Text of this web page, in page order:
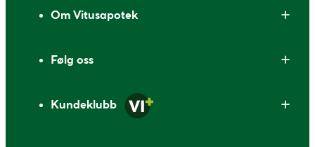
Om Vitusapotek
Følg oss
Kundeklubb